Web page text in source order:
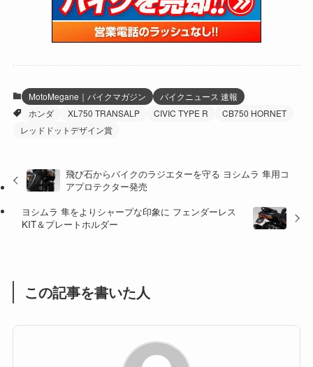
(109)
(5) (5)
(27)
(60)
(38)
(59)
(41)
(47)
(41)
(16)
(20)
(4)
(16)
MotoMegane｜バイクマガジン
バイクニュース 速報
ホンダ
XL750 TRANSALP CIVIC TYPE R
CB750 HORNET
レッドドットデザイン賞
飛び石からバイクのラジエターを守る ヨシムラ 隼用コ
アプロテクター発売
ヨシムラ 隼をよりシャープな印象に フェンダーレス
KIT＆プレートホルダー
この記事を書いた人